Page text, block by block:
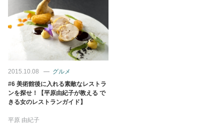
2015.10.08
グルメ
#6 美術館後に入れる素敵なレストラ
ンを探せ！【平原由紀子が教える で
きる女のレストランガイド】
平原 由紀子